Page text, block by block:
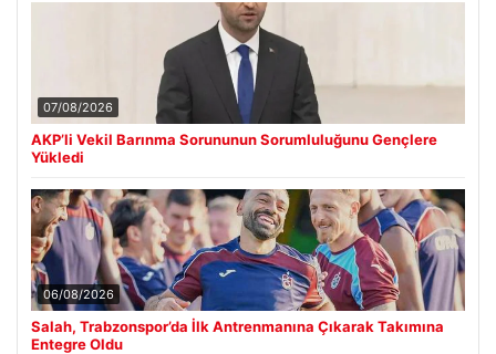
07/08/2026
AKP’li Vekil Barınma Sorununun Sorumluluğunu Gençlere
Yükledi
06/08/2026
Salah, Trabzonspor’da İlk Antrenmanına Çıkarak Takımına
Entegre Oldu